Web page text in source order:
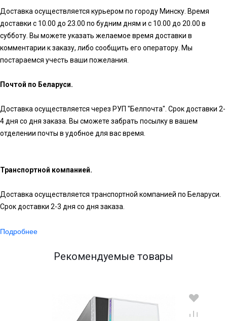
Доставка осуществляется курьером по городу Минску. Время
доставки с 10.00 до 23.00 по будним дням и с 10.00 до 20.00 в
субботу. Вы можете указать желаемое время доставки в
комментарии к заказу, либо сообщить его оператору. Мы
постараемся учесть ваши пожелания.
Почтой по Беларуси.
Доставка осуществляется через РУП "Белпочта". Срок доставки 2-
4 дня со дня заказа. Вы сможете забрать посылку в вашем
отделении почты в удобное для вас время.
Транспортной компанией.
Доставка осуществляется транспортной компанией по Беларуси.
Срок доставки 2-3 дня со дня заказа.
Подробнее
Рекомендуемые товары